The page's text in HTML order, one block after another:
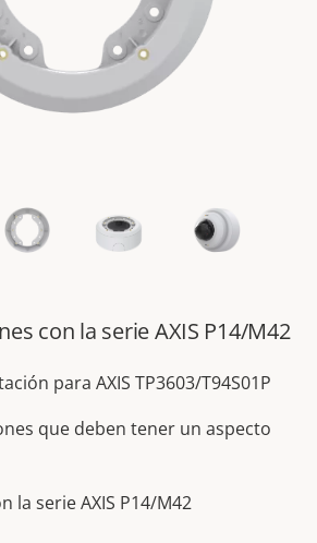
con la serie AXIS P14/M42
para AXIS TP3603/T94S01P
que deben tener un aspecto
la serie AXIS P14/M42